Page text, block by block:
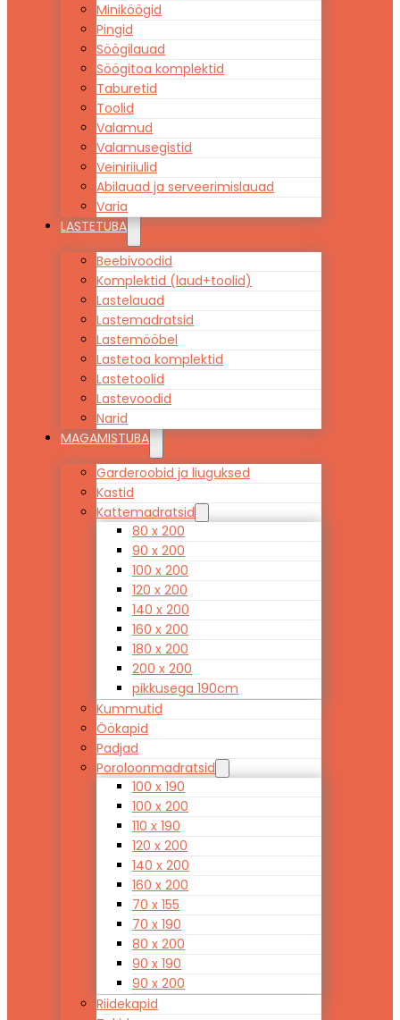
Miniköögid
Pingid
Söögilauad
Söögitoa komplektid
Taburetid
Toolid
Valamud
Valamusegistid
Veiniriiulid
Abilauad ja serveerimislauad
Varia
LASTETUBA
Beebivoodid
Komplektid (laud+toolid)
Lastelauad
Lastemadratsid
Lastemööbel
Lastetoa komplektid
Lastetoolid
Lastevoodid
Narid
MAGAMISTUBA
Garderoobid ja liuguksed
Kastid
Kattemadratsid
80 x 200
90 x 200
100 x 200
120 x 200
140 x 200
160 x 200
180 x 200
200 x 200
pikkusega 190cm
Kummutid
Öökapid
Padjad
Poroloonmadratsid
100 x 190
100 x 200
110 x 190
120 x 200
140 x 200
160 x 200
70 x 155
70 x 190
80 x 200
90 x 190
90 x 200
Riidekapid